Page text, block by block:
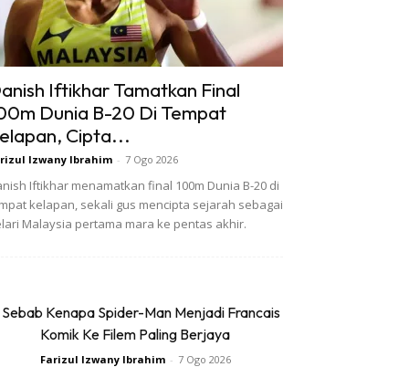
Iftikhar Tamatkan Final
Dunia B-20 Di Tempat
Cipta...
Izwany Ibrahim - 7 Ogo 2026
Iftikhar menamatkan final 100m Dunia B-20 di
kelapan, sekali gus mencipta sejarah sebagai
Malaysia pertama mara ke pentas akhir.
Kenapa Spider-Man Menjadi Francais
Komik Ke Filem Paling Berjaya
Farizul Izwany Ibrahim - 7 Ogo 2026